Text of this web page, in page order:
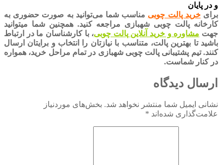
و در پایان
برایخرید پالت چوبی مناسب شما می‌توانید به صورت حضوری به
کارخانه پالت چوبی شهبازی مراجعه کنید. همچنین شما میتوانید
جهت مشاوره و خرید آنلاین پالت چوبی، با کارشناسان ما در ارتباط
باشید تا بهترین پالت، متناسب با نیازتان را انتخاب و برایتان ارسال
کنند. تیم پشتیبانی پالت چوبی شهبازی در تمام مراحل خرید، همواره
در کنار شماست.
ارسال دیدگاه
نشانی ایمیل شما منتشر نخواهد شد. بخش‌های موردنیاز
علامت‌گذاری شده‌اند *